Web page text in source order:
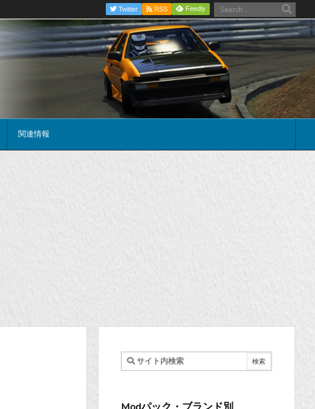
関連情報
Twitter RSS Feedly